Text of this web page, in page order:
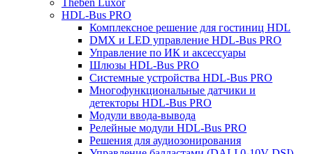
HDL-Bus PRO
Комплексное решение для гостиниц HDL
DMX и LED управление HDL-Bus PRO
Управление по ИК и аксессуары
Шлюзы HDL-Bus PRO
Системные устройства HDL-Bus PRO
Многофункциональные датчики и
детекторы HDL-Bus PRO
Модули ввода-вывода
Релейные модули HDL-Bus PRO
Решения для аудиозонирования